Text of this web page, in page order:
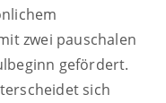
zwei pauschalen
gefördert.
sich